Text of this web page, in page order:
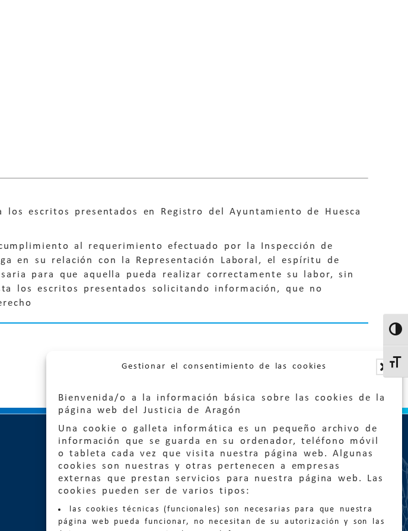
Gestionar el consentimiento de las cookies
Bienvenida/o a la información básica sobre las cookies de la
página web del Justicia de Aragón
Una cookie o galleta informática es un pequeño archivo de
información que se guarda en su ordenador, teléfono móvil
o tableta cada vez que visita nuestra página web. Algunas
cookies son nuestras y otras pertenecen a empresas
externas que prestan servicios para nuestra página web. Las
cookies pueden ser de varios tipos:
las cookies técnicas (funcionales) son necesarias para que nuestra
página web pueda funcionar, no necesitan de su autorización y son las
escritos presentados en Registro del Ayuntamiento de Huesca
al requerimiento efectuado por la Inspección de
en su relación con la Representación Laboral, el espíritu de
para que aquella pueda realizar correctamente su labor, sin
los escritos presentados solicitando información, que no
Quejas:quejas@eljusticiadearagon.es
Información general:
informacion@eljusticiadearagon.es